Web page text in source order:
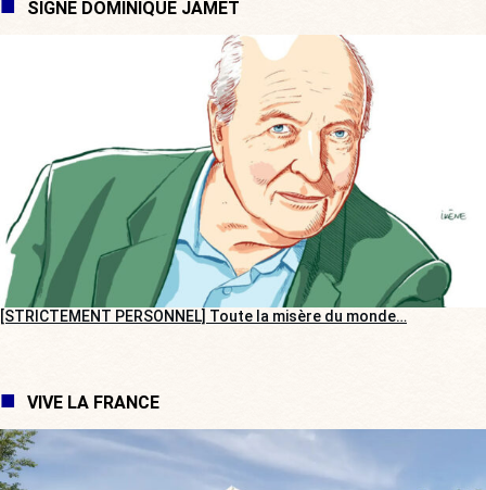
SIGNÉ DOMINIQUE JAMET
[STRICTEMENT PERSONNEL] Toute la misère du monde…
VIVE LA FRANCE